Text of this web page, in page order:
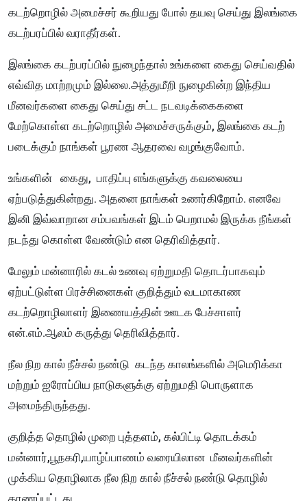
கடற்றொழில் அமைச்சர் கூறியது போல் தயவு செய்து இலங்கை
கடற்பரப்பில் வராதீர்கள்.
இலங்கை கடற்பரப்பில் நுழைந்தால் உங்களை கைது செய்வதில்
எவ்வித மாற்றமும் இல்லை.அத்துமீறி நுழைகின்ற இந்திய
மீனவர்களை கைது செய்து சட்ட நடவடிக்கைகளை
மேற்கொள்ள கடற்றொழில் அமைச்சருக்கும், இலங்கை கடற்
படைக்கும் நாங்கள் பூரண ஆதரவை வழங்குவோம்.
உங்களின் கைது, பாதிப்பு எங்களுக்கு கவலையை
ஏற்படுத்துகின்றது. அதனை நாங்கள் உணர்கிறோம். எனவே
இனி இவ்வாறான சம்பவங்கள் இடம் பெறாமல் இருக்க நீங்கள்
நடந்து கொள்ள வேண்டும் என தெரிவித்தார்.
மேலும் மன்னாரில் கடல் உணவு ஏற்றுமதி தொடர்பாகவும்
ஏற்பட்டுள்ள பிரச்சினைகள் குறித்தும் வடமாகாண
கடற்றொழிலாளர் இணையத்தின் ஊடக பேச்சாளர்
என்.எம்.ஆலம் கருத்து தெரிவித்தார்.
நீல நிற கால் நீச்சல் நண்டு கடந்த காலங்களில் அமெரிக்கா
மற்றும் ஐரோப்பிய நாடுகளுக்கு ஏற்றுமதி பொருளாக
அமைந்திருந்தது.
குறித்த தொழில் முறை புத்தளம், கல்பிட்டி தொடக்கம்
மன்னார்,பூநகரி,யாழ்ப்பாணம் வரையிலான மீனவர்களின்
முக்கிய தொழிலாக நீல நிற கால் நீச்சல் நண்டு தொழில்
காணப்பட்டது.